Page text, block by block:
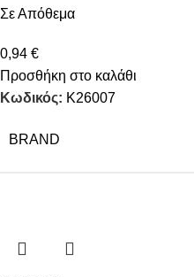
Σε Απόθεμα
0,94 €
Προσθήκη στο καλάθι
Κωδικός: Κ26007
BRAND